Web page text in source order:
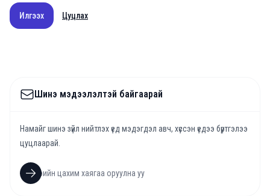
Илгээх Цуцлах
Шинэ мэдээлэлтэй байгаарай
Намайг шинэ зүйл нийтлэх үед мэдэгдэл авч, хүссэн үедээ бүртгэлээ
цуцлаарай.